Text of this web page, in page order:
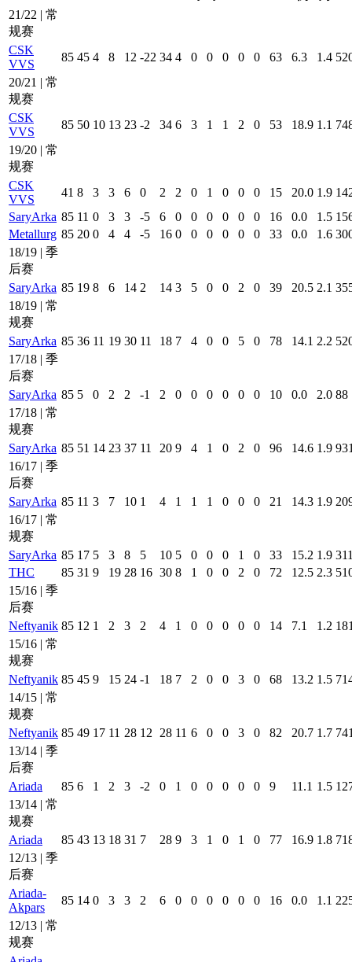
21/22 | 常
规赛
CSK
VVS
85 45 4 8 12 -22 34 4 0 0 0 0 0 63 6.3 1.4
20/21 | 常
规赛
CSK
VVS
85 50 10 13 23 -2 34 6 3 1 1 2 0 53 18.9 1.1
19/20 | 常
规赛
CSK
VVS
41 8 3 3 6 0 2 2 0 1 0 0 0 15 20.0 1.9
SaryArka 85 11 0 3 3 -5 6 0 0 0 0 0 0 16 0.0 1.5
Metallurg 85 20 0 4 4 -5 16 0 0 0 0 0 0 33 0.0 1.6
18/19 | 季
后赛
SaryArka 85 19 8 6 14 2 14 3 5 0 0 2 0 39 20.5 2.1
18/19 | 常
规赛
SaryArka 85 36 11 19 30 11 18 7 4 0 0 5 0 78 14.1 2.2
17/18 | 季
后赛
SaryArka 85 5 0 2 2 -1 2 0 0 0 0 0 0 10 0.0 2.0 88
17/18 | 常
规赛
SaryArka 85 51 14 23 37 11 20 9 4 1 0 2 0 96 14.6 1.9
16/17 | 季
后赛
SaryArka 85 11 3 7 10 1 4 1 1 1 0 0 0 21 14.3 1.9
16/17 | 常
规赛
SaryArka 85 17 5 3 8 5 10 5 0 0 0 1 0 33 15.2 1.9
THC
85 31 9 19 28 16 30 8 1 0 0 2 0 72 12.5 2.3
15/16 | 季
后赛
Neftyanik 85 12 1 2 3 2 4 1 0 0 0 0 0 14 7.1 1.2
15/16 | 常
规赛
Neftyanik 85 45 9 15 24 -1 18 7 2 0 0 3 0 68 13.2 1.5
14/15 | 常
规赛
Neftyanik 85 49 17 11 28 12 28 11 6 0 0 3 0 82 20.7 1.7
13/14 | 季
后赛
Ariada
85 6 1 2 3 -2 0 1 0 0 0 0 0 9 11.1 1.5
13/14 | 常
规赛
Ariada
85 43 13 18 31 7 28 9 3 1 0 1 0 77 16.9 1.8
12/13 | 季
后赛
Ariada-
Akpars
85 14 0 3 3 2 6 0 0 0 0 0 0 16 0.0 1.1
12/13 | 常
规赛